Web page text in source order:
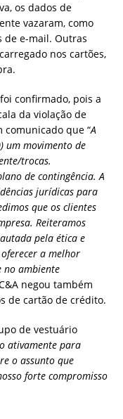
os dados de
vazaram, como
de e-mail. Outras
nos cartões,
confirmado, pois a
da violação de
comunicado que “A
um movimento de
trocas.
de contingência. A
jurídicas para
que os clientes
Reiteramos
pela ética e
a melhor
no ambiente
negou também
de cartão de crédito.
de vestuário
ativamente para
o assunto que
forte compromisso